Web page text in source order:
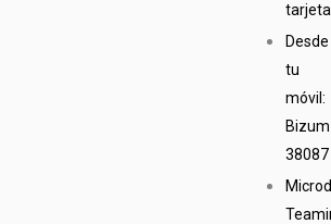
tarjeta
Desde
tu
móvil:
Bizum
38087